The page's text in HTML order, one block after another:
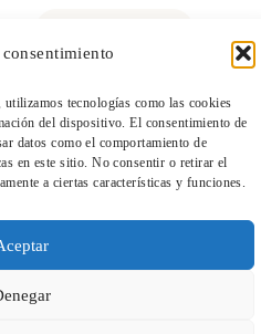
tecnologías como las cookies
del dispositivo. El consentimiento de
datos como el comportamiento de
en este sitio. No consentir o retirar el
a ciertas características y funciones.
TeleEntradas
los